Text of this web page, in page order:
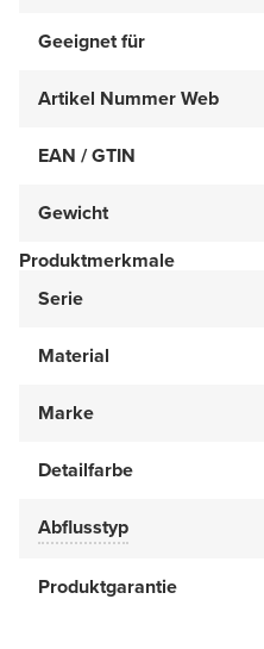
Geeignet für
Artikel Nummer Web
EAN / GTIN
Gewicht
Produktmerkmale
Serie
Material
Marke
Detailfarbe
Abflusstyp
Produktgarantie